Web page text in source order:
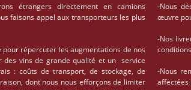
étrangers directement en camions
faisons appel aux transporteurs les plus
pour répercuter les augmentations de nos
des vins de grande qualité et un service
: coûts de transport, de stockage, de
dont nous nous efforçons de limiter
-Nous
œuvre
-Nos
-Nous
affectées